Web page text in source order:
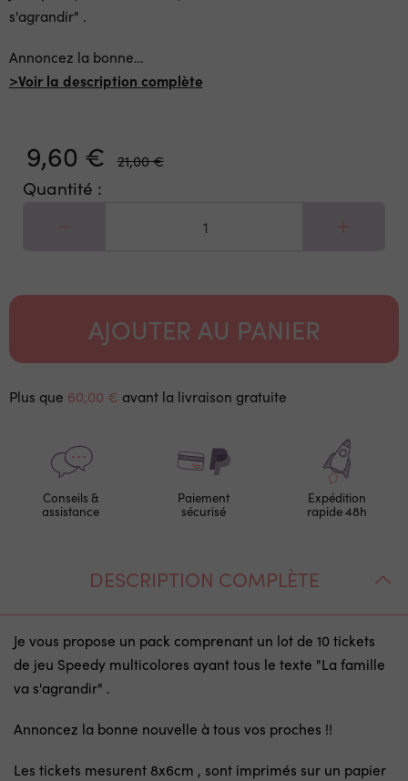
s'agrandir" .
Annoncez la bonne…
>Voir la description complète
9,60 € 21,00 €
Quantité :
AJOUTER AU PANIER
Plus que 60,00 € avant la livraison gratuite
Conseils &
assistance
Paiement
sécurisé
Expédition
rapide 48h
DESCRIPTION COMPLÈTE
Je vous propose un pack comprenant un lot de 10 tickets
de jeu Speedy multicolores ayant tous le texte "La famille
va s'agrandir" .
Annoncez la bonne nouvelle à tous vos proches !!
Les tickets mesurent 8x6cm , sont imprimés sur un papier